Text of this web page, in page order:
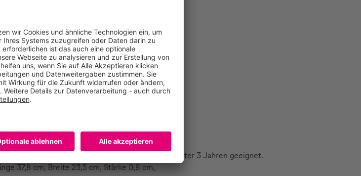
Sperrholz 2 Bälle ACHTUNG! Nicht für Kinder unter 3 Jahren geeignet.
37,8 cm, Breite 23,5 cm, Stärke 0,8 cm,